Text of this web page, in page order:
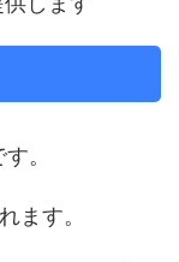
。
ます。